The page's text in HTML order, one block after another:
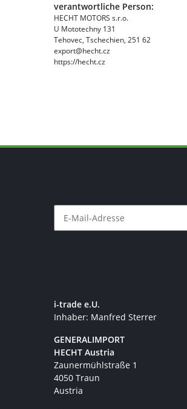
verantwortliche Person:
HECHT MOTORS s.r.o.
U Mototechny 131
Tehovec, Tschechien, 251 62
export@hecht.cz
https://hecht.cz
i-trade e.U.
Inhaber: Manfred Sterrer
GENERALIMPORT
HECHT Austria
Zaunermühlstraße 1
4050 Traun
Austria